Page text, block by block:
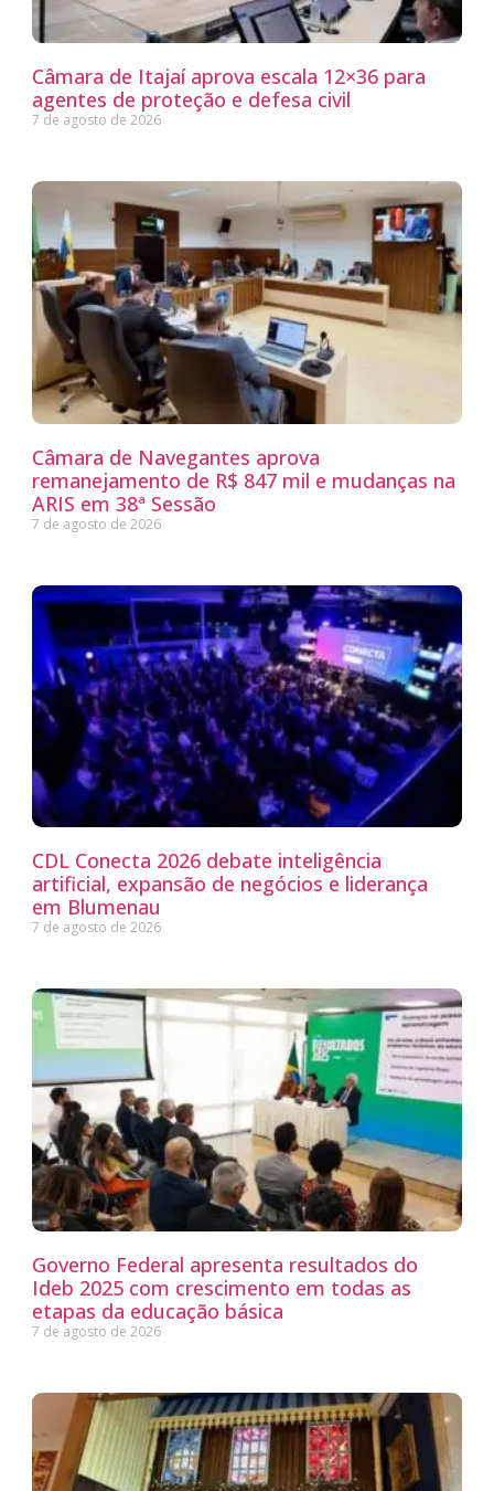
Câmara de Itajaí aprova escala 12×36 para
agentes de proteção e defesa civil
7 de agosto de 2026
Câmara de Navegantes aprova
remanejamento de R$ 847 mil e mudanças na
ARIS em 38ª Sessão
7 de agosto de 2026
CDL Conecta 2026 debate inteligência
artificial, expansão de negócios e liderança
em Blumenau
7 de agosto de 2026
Governo Federal apresenta resultados do
Ideb 2025 com crescimento em todas as
etapas da educação básica
7 de agosto de 2026